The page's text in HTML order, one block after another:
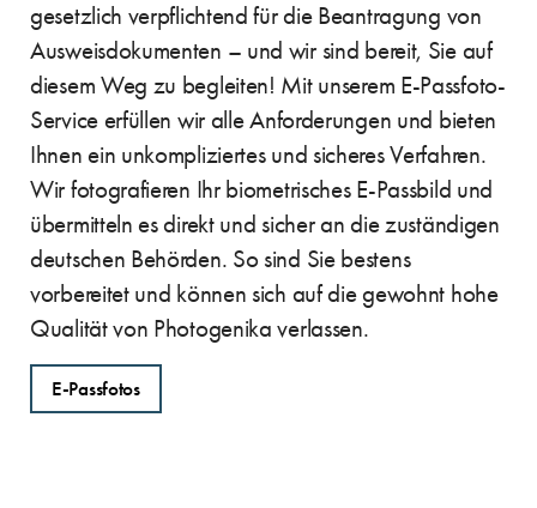
gesetzlich verpflichtend für die Beantragung von
Ausweisdokumenten – und wir sind bereit, Sie auf
diesem Weg zu begleiten! Mit unserem E-Passfoto-
Service erfüllen wir alle Anforderungen und bieten
Ihnen ein unkompliziertes und sicheres Verfahren.
Wir fotografieren Ihr biometrisches E-Passbild und
übermitteln es direkt und sicher an die zuständigen
deutschen Behörden. So sind Sie bestens
vorbereitet und können sich auf die gewohnt hohe
Qualität von Photogenika verlassen.
E-Passfotos